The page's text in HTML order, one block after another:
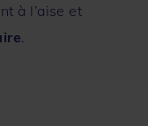
à l’aise et